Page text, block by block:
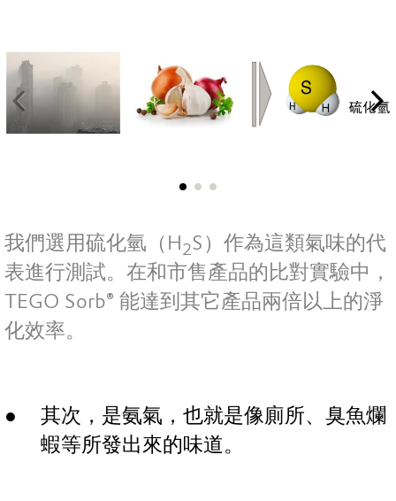
我們選用硫化氫（H2S）作為這類氣味的代
表進行測試。在和市售產品的比對實驗中，
TEGO Sorb® 能達到其它產品兩倍以上的淨
化效率。
其次，是氨氣，也就是像廁所、臭魚爛
蝦等所發出來的味道。